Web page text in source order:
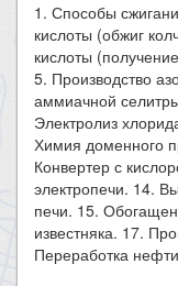
1. Способы
кислоты (обжиг
кислоты
5. Производство
аммиачной
Электролиз
Химия доменного
Конвертер с
электропечи. 14.
печи. 15.
известняка. 17.
Переработка